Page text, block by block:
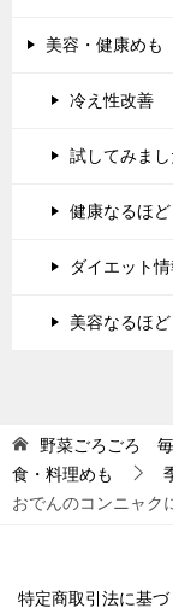
美容・健康めも
冷え性改善
試してみまし
健康なるほど
ダイエット情
美容なるほど
野菜ごろごろ
食・料理めも
おでんのコンニャク
特定商取引法に基